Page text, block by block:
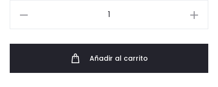
Añadir al carrito